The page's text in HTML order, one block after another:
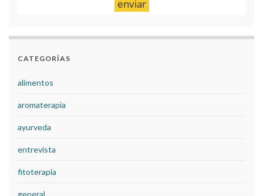
CATEGORÍAS
alimentos
aromaterapia
ayurveda
entrevista
fitoterapia